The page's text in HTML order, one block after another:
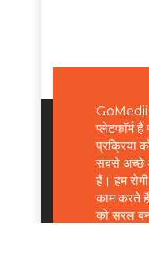
GoMedii
प्लेटफॉर्म
प्रक्रिया
सबसे अच्छे
हैं। हम
काम करते
को सरल